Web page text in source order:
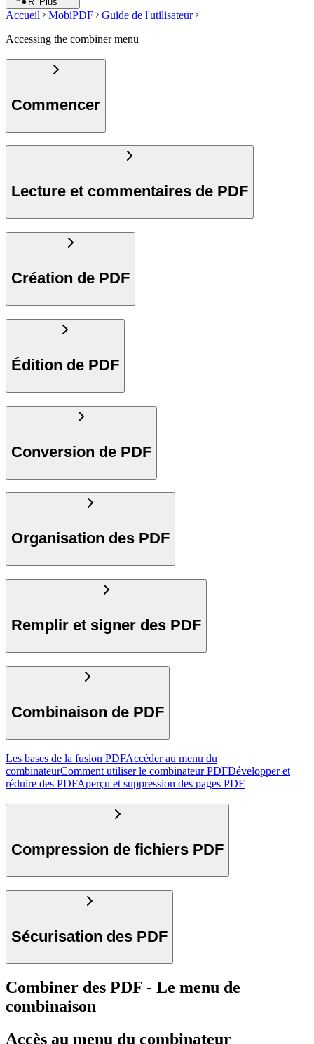
Accueil MobiPDF
Guide de l'utilisateur
Accessing the combiner menu
Commencer
Lecture et commentaires de PDF
Création de PDF
Édition de PDF
Conversion de PDF
Organisation des PDF
Remplir et signer des PDF
Combinaison de PDF
Les bases de la fusion PDFAccéder au menu du
combinateurComment utiliser le combinateur PDFDévelopper et
réduire des PDFAperçu et suppression des pages PDF
Compression de fichiers PDF
Sécurisation des PDF
Combiner des PDF - Le menu de
combinaison
Accès au menu du combinateur